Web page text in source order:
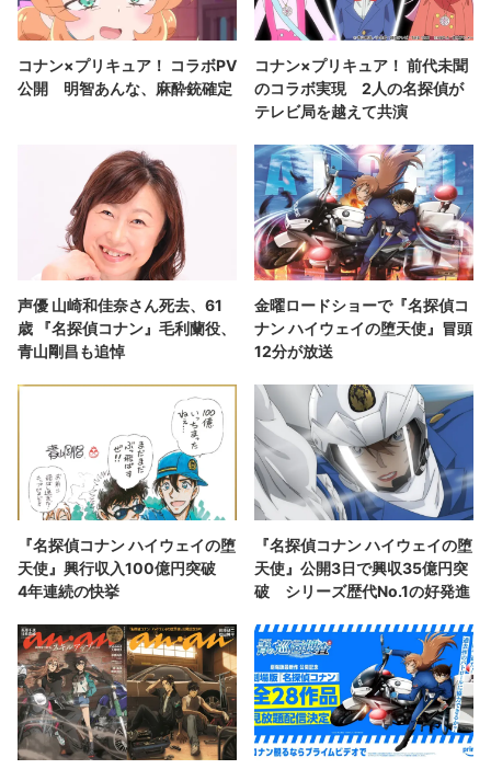
コナン×プリキュア！ コラボPV
公開 明智あんな、麻酔銃確定
コナン×プリキュア！ 前代未聞
のコラボ実現 2人の名探偵が
テレビ局を越えて共演
声優 山崎和佳奈さん死去、61
歳 『名探偵コナン』毛利蘭役、
青山剛昌も追悼
金曜ロードショーで『名探偵コ
ナン ハイウェイの堕天使』冒頭
12分が放送
『名探偵コナン ハイウェイの堕
天使』興行収入100億円突破
4年連続の快挙
『名探偵コナン ハイウェイの堕
天使』公開3日で興収35億円突
破 シリーズ歴代No.1の好発進